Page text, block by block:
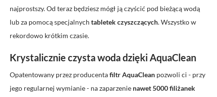
najprostszy. Od teraz będziesz mógł ją czyścić pod bieżącą wodą
lub za pomocą specjalnych tabletek czyszczących. Wszystko w
rekordowo krótkim czasie.
Krystalicznie czysta woda dzięki AquaClean
Opatentowany przez producentafiltr AquaClean pozwoli ci - przy
jego regularnej wymianie - na zaparzenie nawet 5000 filiżanek